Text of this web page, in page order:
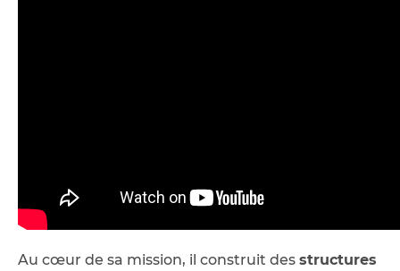
Au cœur de sa mission, il construit des structures